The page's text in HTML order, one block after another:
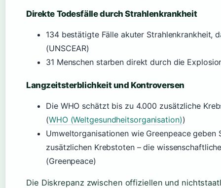
Direkte Todesfälle durch Strahlenkrankheit
134 bestätigte Fälle akuter Strahlenkrankheit,
(UNSCEAR)
31 Menschen starben direkt durch die
Langzeitsterblichkeit und Kontroversen
Die WHO schätzt bis zu 4.000 zusätzliche
(WHO (Weltgesundheitsorganisation))
Umweltorganisationen wie Greenpeace geben
zusätzlichen Krebstoten – die
(Greenpeace)
Die Diskrepanz zwischen offiziellen und